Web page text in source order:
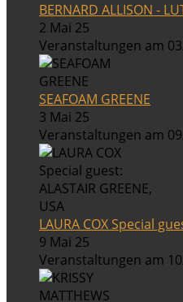
BERNARD ALLISON -
2 Mai 25
Veranstaltungen am
SEAFOAM GREENE
3 Mai 25
Veranstaltungen am
LAURA COX Special
9 Mai 25
Veranstaltungen am